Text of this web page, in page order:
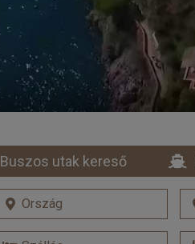
Buszos utak kereső